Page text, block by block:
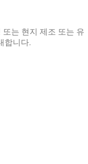
는 현지 제조 또는 유
합니다.